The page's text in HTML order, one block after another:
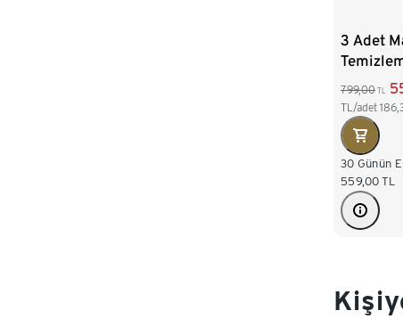
3 Adet
yeşil,
bakır
799,00 TL
TL/adet
30 Günün
559,00 TL